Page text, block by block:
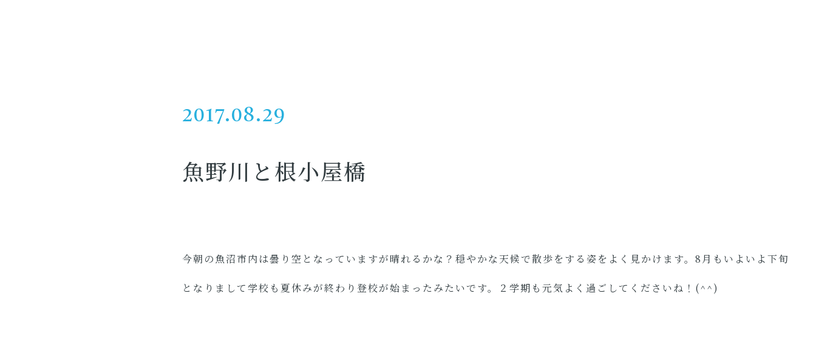
2017.08.29
魚野川と根小屋橋
今朝の魚沼市内は曇り空となっていますが晴れるかな？穏やかな天候で散歩をする姿をよく見かけます。8月もいよいよ下旬
となりまして学校も夏休みが終わり登校が始まったみたいです。２学期も元気よく過ごしてくださいね！(^^)